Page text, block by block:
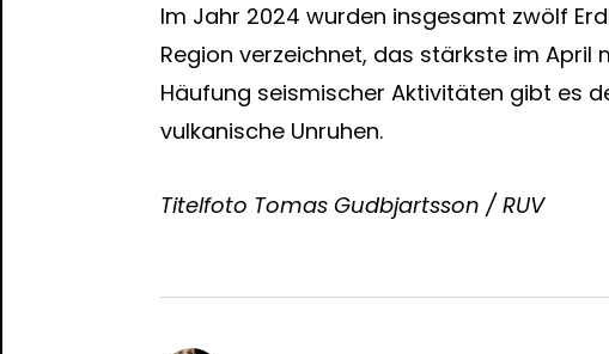
Im Jahr 2024 wurden insgesamt zwölf
Region verzeichnet, das stärkste im April
Häufung seismischer Aktivitäten gibt es
vulkanische Unruhen.
Titelfoto Tomas Gudbjartsson / RUV